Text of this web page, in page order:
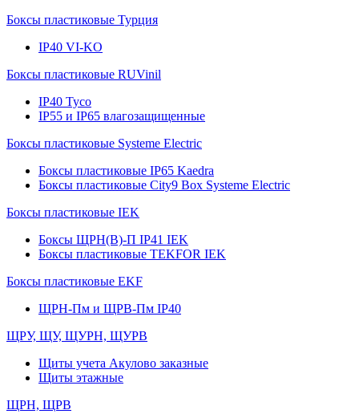
Боксы пластиковые Турция
IP40 VI-KO
Боксы пластиковые RUVinil
IP40 Тусо
IP55 и IP65 влагозащищенные
Боксы пластиковые Systeme Electric
Боксы пластиковые IP65 Kaedra
Боксы пластиковые City9 Box Systeme Electric
Боксы пластиковые IEK
Боксы ЩРН(В)-П IP41 IEK
Боксы пластиковые TEKFOR IEK
Боксы пластиковые EKF
ЩРН-Пм и ЩРВ-Пм IP40
ЩРУ, ЩУ, ЩУРН, ЩУРВ
Щиты учета Акулово заказные
Щиты этажные
ЩРН, ЩРВ